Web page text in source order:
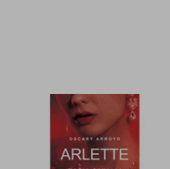
5%
dcto. 28,04 €